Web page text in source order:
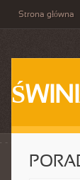
Strona główna